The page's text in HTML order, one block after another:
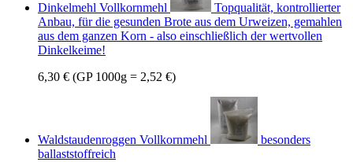
Dinkelmehl Vollkornmehl
Topqualität, kontrollierter
Anbau, für die gesunden Brote aus dem Urweizen, gemahlen
aus dem ganzen Korn - also einschließlich der wertvollen
Dinkelkeime!
6,30 € (GP 1000g = 2,52 €)
Waldstaudenroggen Vollkornmehl
besonders
ballaststoffreich